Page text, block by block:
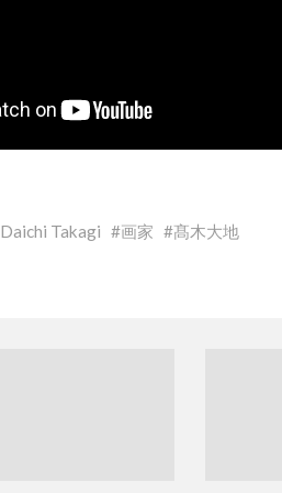
Daichi Takagi 画家 髙木大地